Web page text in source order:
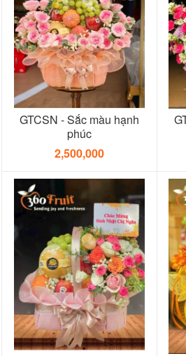
GTCSN - Sắc màu hạnh
phúc
2,500,000